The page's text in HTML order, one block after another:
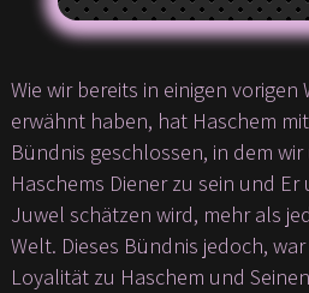
Wie wir bereits in einigen
erwähnt haben, hat Haschem
Bündnis geschlossen, in dem
Haschems Diener zu sein und Er
Juwel schätzen wird, mehr als
Welt. Dieses Bündnis jedoch,
Loyalität zu Haschem und